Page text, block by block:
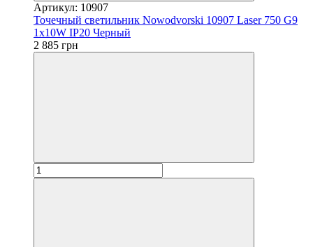
Артикул: 10907
Точечный светильник Nowodvorski 10907 Laser 750 G9
1x10W IP20 Черный
2 885 грн